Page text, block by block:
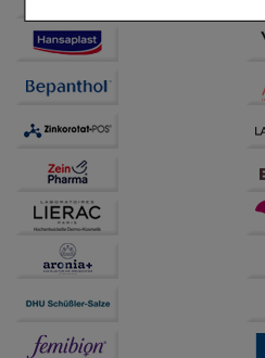
Einkaufserlebnis noch
beispielsweise für die
Besuchers oder unsere Seite
Verhaltensweisen (z.B.
anzupassen. Komfort-
auch auf Ihre Bedürfnisse
anzuzeigen und unser
betreiben.
Informationen über die Art
unserer Website sammeln,
Website weiter für Sie
auf unserer Website aber
Drittseiten möglichst relevant
Bitte beachten Sie, dass
Dritte wie z.B. Google oder
übertragen werden.